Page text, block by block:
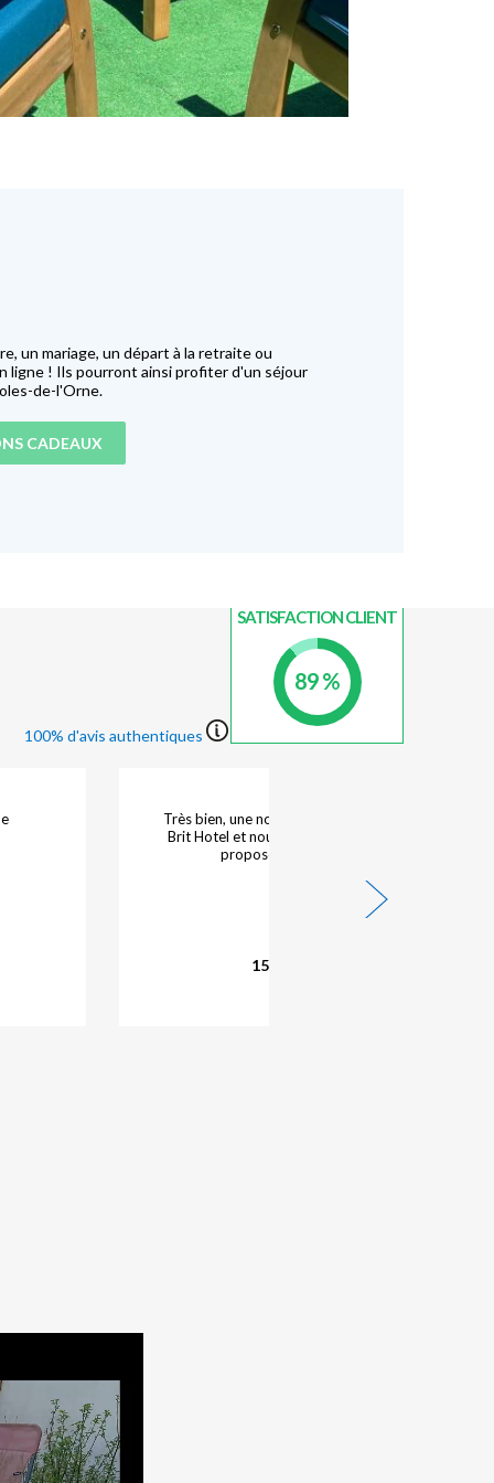
un mariage, un départ à la retraite ou
ligne ! Ils pourront ainsi profiter d'un séjour
de-l'Orne.
CADEAUX
100% d'avis authentiques
SATISFACTION CLIENT
89 %
Très satisfait de notre séjours
14/07/2026 - Brunel